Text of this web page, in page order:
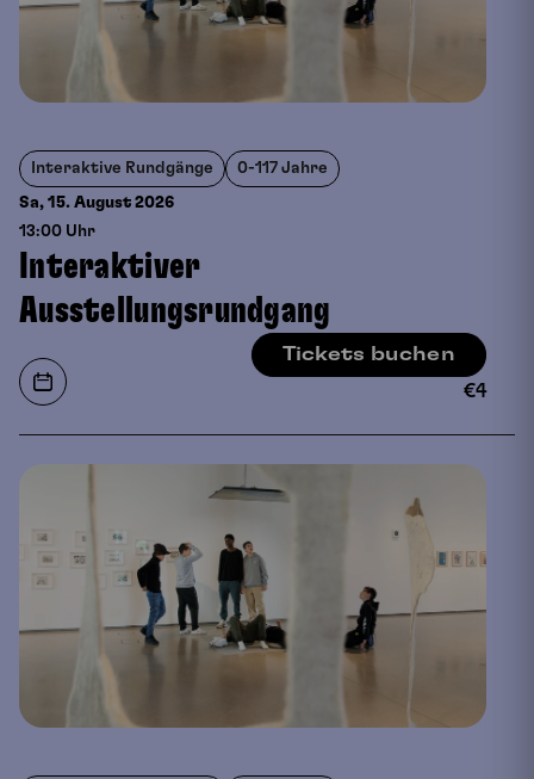
Interaktive Rundgänge 0-117 Jahre
Sa, 15. August 2026
13:00 Uhr
Interaktiver
Ausstellungsrundgang
Tickets buchen
€4